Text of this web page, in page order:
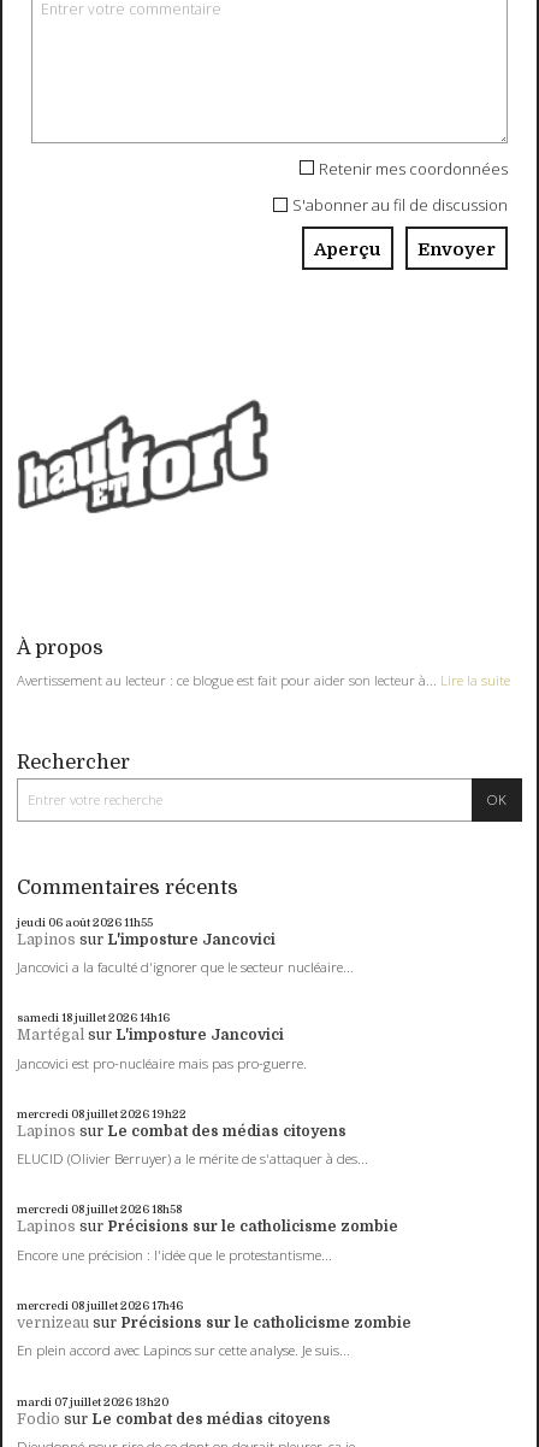
À propos
Avertissement au lecteur : ce blogue est fait pour aider son lecteur à... Lire la suite
Rechercher
Commentaires récents
jeudi 06 août 202611h55
Lapinos sur L'imposture Jancovici
Jancovici a la faculté d'ignorer que le secteur nucléaire...
samedi 18juillet 202614h16
Martégal sur L'imposture Jancovici
Jancovici est pro-nucléaire mais pas pro-guerre.
mercredi 08juillet 202619h22
Lapinos sur Le combat des médias citoyens
ELUCID (Olivier Berruyer) a le mérite de s'attaquer à des...
mercredi 08juillet 202618h58
Lapinos sur Précisions sur le catholicisme zombie
Encore une précision : l'idée que le protestantisme...
mercredi 08juillet 202617h46
vernizeau sur Précisions sur le catholicisme zombie
En plein accord avec Lapinos sur cette analyse. Je suis...
mardi 07juillet 202613h20
Fodio sur Le combat des médias citoyens
Retenir mes coordonnées
S'abonner au fil de discussion